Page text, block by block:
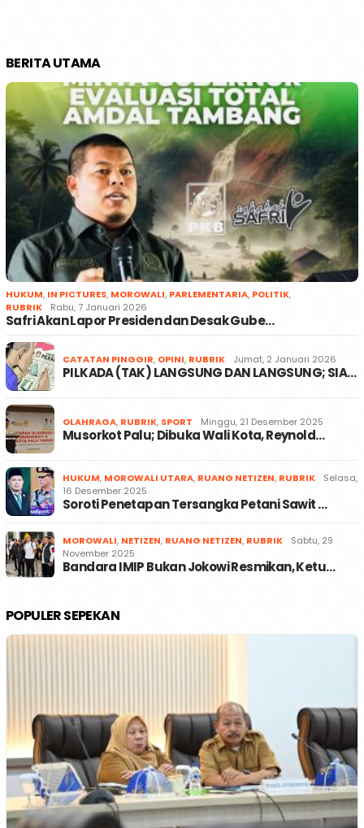
BERITA UTAMA
HUKUM, IN PICTURES, MOROWALI, PARLEMENTARIA, POLITIK,
RUBRIK
Rabu, 7 Januari 2026
Safri Akan Lapor Presiden dan Desak Gube…
CATATAN PINGGIR, OPINI, RUBRIK Jumat, 2 Januari 2026
PILKADA (TAK) LANGSUNG DAN LANGSUNG; SIA…
OLAHRAGA, RUBRIK, SPORT Minggu, 21 Desember 2025
Musorkot Palu; Dibuka Wali Kota, Reynold…
HUKUM, MOROWALI UTARA, RUANG NETIZEN, RUBRIK
Selasa,
16 Desember 2025
Soroti Penetapan Tersangka Petani Sawit …
MOROWALI, NETIZEN, RUANG NETIZEN, RUBRIK
Sabtu, 29
November 2025
Bandara IMIP Bukan Jokowi Resmikan, Ketu…
POPULER SEPEKAN